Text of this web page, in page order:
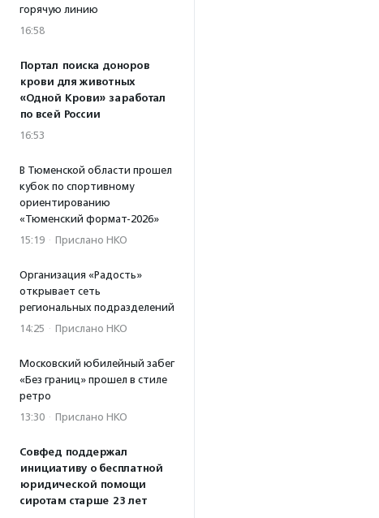
горячую линию
16:58
Портал поиска доноров
крови для животных
«Одной Крови» заработал
по всей России
16:53
В Тюменской области прошел
кубок по спортивному
ориентированию
«Тюменский формат-2026»
15:19 · Прислано НКО
Организация «Радость»
открывает сеть
региональных подразделений
14:25 · Прислано НКО
Московский юбилейный забег
«Без границ» прошел в стиле
ретро
13:30 · Прислано НКО
Совфед поддержал
инициативу о бесплатной
юридической помощи
сиротам старше 23 лет